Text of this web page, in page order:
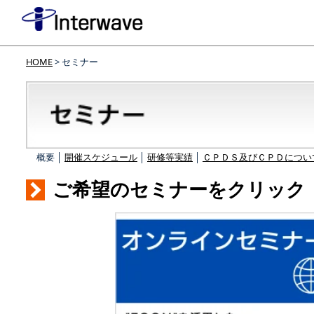
HOME> セミナー
概要 │ 開催スケジュール 研修等実績 ＣＰＤＳ及びＣＰＤにつ
ご希望のセミナーをクリック